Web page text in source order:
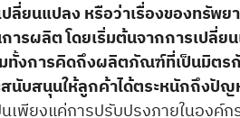
ลี่ยนแปลง หรือว่าเรื่องของทรัพ
รผลิต โดยเริ่มต้นจากการเปลี่ย
งการคิดถึงผลิตภัณฑ์ที่เป็นมิตรกั
นับสนุนให้ลูกค้าได้ตระหนักถึงปั
เพียงแค่การปรับปรุงภายในอง